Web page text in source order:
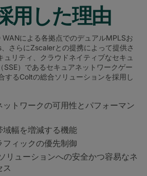
用した理由
による各拠点でのデュアルMPLSお
さらにZscalerとの提携によって提供さ
ュリティ、クラウドネイティブなセキュ
SSE）であるセキュアネットワークゲー
するColtの総合ソリューションを採用し
ットワークの可用性とパフォーマン
域幅を増減する機能
ィックの優先制御
リューションへの安全かつ容易なネ
ス